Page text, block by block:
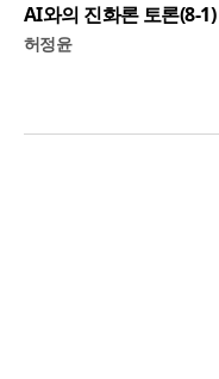
AI와의 진화론 토론(8-1)
허정윤